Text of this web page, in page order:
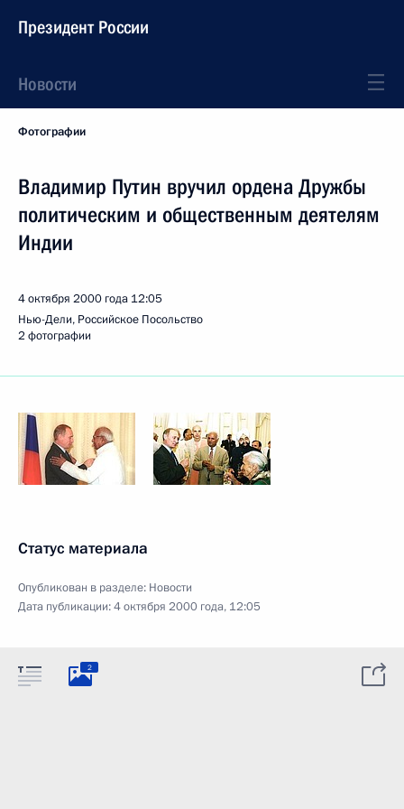
Президент России
Новости
Фотографии
Владимир Путин вручил ордена Дружбы
политическим и общественным деятелям
Индии
4 октября 2000 года 12:05
Нью-Дели, Российское Посольство
2 фотографии
Статус материала
Опубликован в разделе: Новости
Дата публикации:4 октября 2000 года, 12:05
2